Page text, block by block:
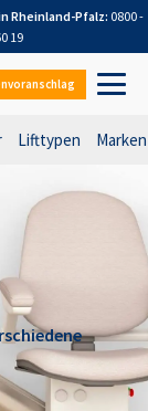
Rheinland-Pfalz: 0800 -
19
Lifttypen Marken